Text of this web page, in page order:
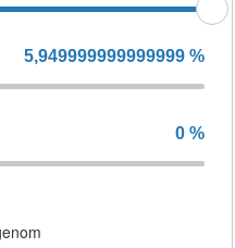
5,949999999999999 %
0 %